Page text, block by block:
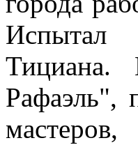
Тициана.
Рафаэль",